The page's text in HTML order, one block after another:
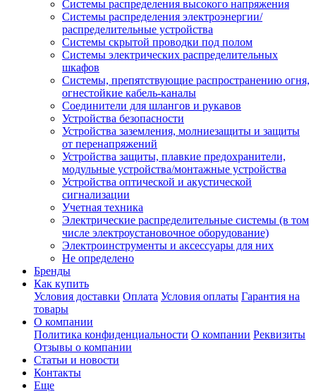
Системы распределения высокого напряжения
Системы распределения электроэнергии/
распределительные устройства
Системы скрытой проводки под полом
Системы электрических распределительных
шкафов
Системы, препятствующие распространению огня,
огнестойкие кабель-каналы
Соединители для шлангов и рукавов
Устройства безопасности
Устройства заземления, молниезащиты и защиты
от перенапряжений
Устройства защиты, плавкие предохранители,
модульные устройства/монтажные устройства
Устройства оптической и акустической
сигнализации
Учетная техника
Электрические распределительные системы (в том
числе электроустановочное оборудование)
Электроинструменты и аксессуары для них
Не определено
Бренды
Как купить
Условия доставки Оплата Условия оплаты Гарантия на
товары
О компании
Политика конфиденциальности О компании Реквизиты
Отзывы о компании
Статьи и новости
Контакты
Еще